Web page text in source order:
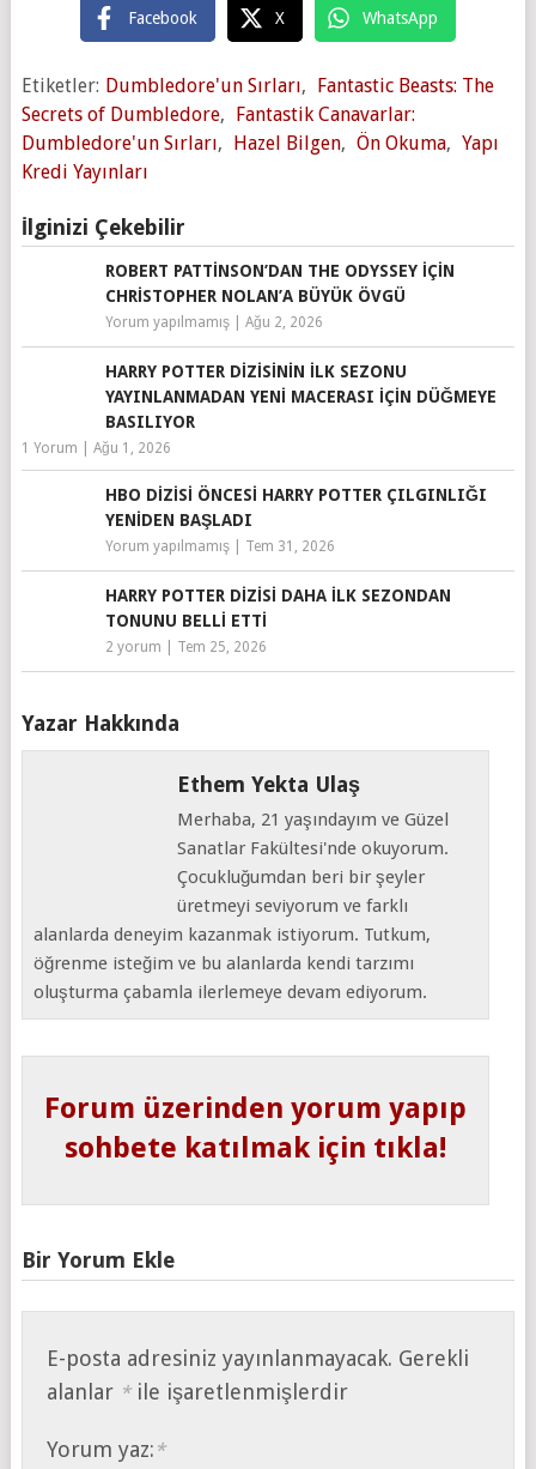
Facebook X WhatsApp
Etiketler: Dumbledore'un Sırları, Fantastic Beasts: The
Secrets of Dumbledore, Fantastik Canavarlar:
Dumbledore'un Sırları, Hazel Bilgen, Ön Okuma, Yapı
Kredi Yayınları
İlginizi Çekebilir
ROBERT PATTINSON’DAN THE ODYSSEY IÇIN
CHRISTOPHER NOLAN’A BÜYÜK ÖVGÜ
Yorum yapılmamış| Ağu 2, 2026
HARRY POTTER DIZISININ İLK SEZONU
YAYINLANMADAN YENI MACERASI IÇIN DÜĞMEYE
BASILIYOR
1 Yorum Ağu 1, 2026
HBO DIZISI ÖNCESI HARRY POTTER ÇILGINLIĞI
YENIDEN BAŞLADI
Yorum yapılmamış| Tem 31, 2026
HARRY POTTER DIZISI DAHA İLK SEZONDAN
TONUNU BELLI ETTI
2 yorum Tem 25, 2026
Yazar Hakkında
Ethem Yekta Ulaş
Merhaba, 21 yaşındayım ve Güzel
Sanatlar Fakültesi'nde okuyorum.
Çocukluğumdan beri bir şeyler
üretmeyi seviyorum ve farklı
alanlarda deneyim kazanmak istiyorum. Tutkum,
öğrenme isteğim ve bu alanlarda kendi tarzımı
oluşturma çabamla ilerlemeye devam ediyorum.
Forum üzerinden yorum yapıp
sohbete katılmak için tıkla!
Bir Yorum Ekle
E-posta adresiniz yayınlanmayacak. Gerekli
alanlar *ile işaretlenmişlerdir
Yorum yaz: *